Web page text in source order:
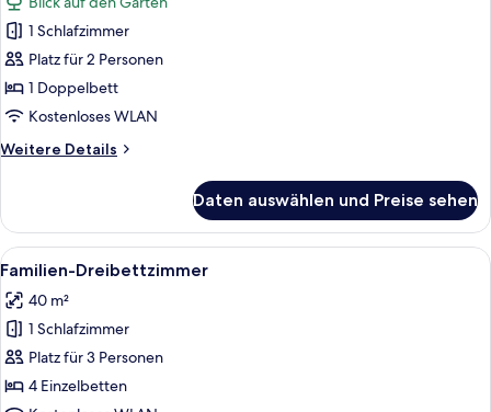
für
Doppelzimmer,
Gartenblick
anzeigen
1 Schlafzimmer
Platz für 2 Personen
1 Doppelbett
Kostenloses WLAN
Weitere Details
Weitere
Gartenblick
Daten auswählen und Preise sehen
Alle
Fotos
für
Familien-
Dreibettzimmer
anzeigen
Ein Schlafzimmer mit grüner Wand,
4
Familien-Dreibettzimmer
40 m²
1 Schlafzimmer
Platz für 3 Personen
4 Einzelbetten